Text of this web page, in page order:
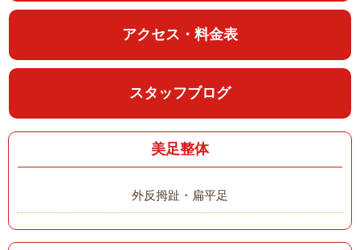
アクセス・料金表
スタッフブログ
美足整体
外反拇趾・扁平足